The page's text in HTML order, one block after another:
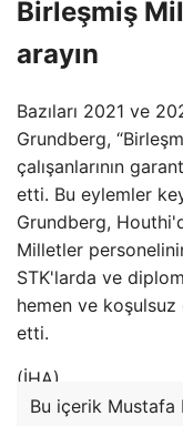
Birleşmiş
arayın
Bazıları 2021 ve
Grundberg,
çalışanlarının
etti. Bu eylemler
Grundberg,
Milletler
STK'larda ve
hemen ve
etti.
(İHA)
Bu içerik Mustafa